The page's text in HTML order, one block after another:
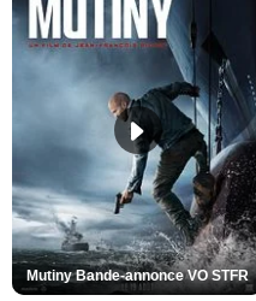
Mutiny Bande-annonce VO STFR